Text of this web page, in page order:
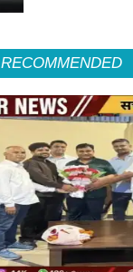
RECOMMENDED